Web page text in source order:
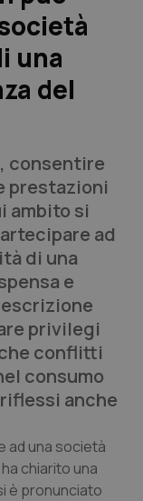
una
del
consentire
prestazioni
ambito si
ad
di una
e
privilegi
conflitti
consumo
anche
ad una società
chiarito una
è pronunciato